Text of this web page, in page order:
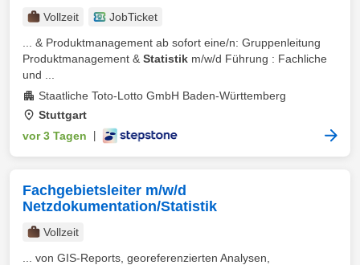
Vollzeit
JobTicket
... & Produktmanagement ab sofort eine/n: Gruppenleitung
Produktmanagement & Statistik m/w/d Führung : Fachliche
und ...
Staatliche Toto-Lotto GmbH Baden-Württemberg
Stuttgart
vor 3 Tagen
Fachgebietsleiter m/w/d
Netzdokumentation/Statistik
Vollzeit
... von GIS-Reports, georeferenzierten Analysen,